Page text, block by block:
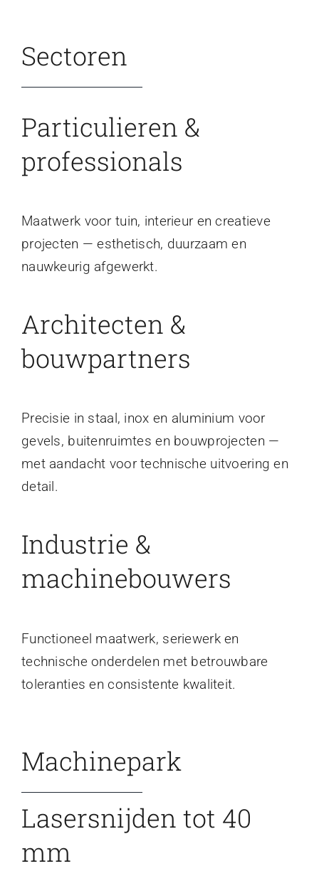
Sectoren
Particulieren &
professionals
Maatwerk voor tuin, interieur en creatieve
projecten — esthetisch, duurzaam en
nauwkeurig afgewerkt.
Architecten &
bouwpartners
Precisie in staal, inox en aluminium voor
gevels, buitenruimtes en bouwprojecten —
met aandacht voor technische uitvoering en
detail.
Industrie &
machinebouwers
Functioneel maatwerk, seriewerk en
technische onderdelen met betrouwbare
toleranties en consistente kwaliteit.
Machinepark
Lasersnijden tot 40
mm